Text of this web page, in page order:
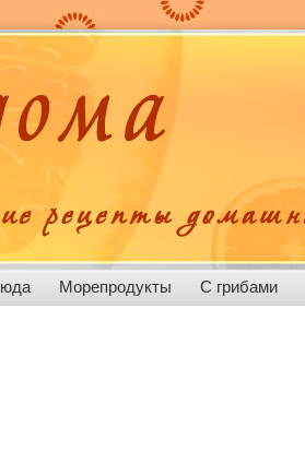
Морепродукты С грибами